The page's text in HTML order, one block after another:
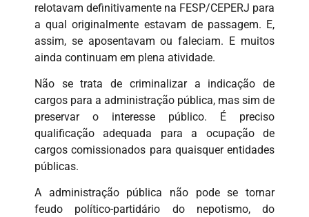
relotavam definitivamente na FESP/CEPERJ para
a qual originalmente estavam de passagem. E,
assim, se aposentavam ou faleciam. E muitos
ainda continuam em plena atividade.
Não se trata de criminalizar a indicação de
cargos para a administração pública, mas sim de
preservar o interesse público. É preciso
qualificação adequada para a ocupação de
cargos comissionados para quaisquer entidades
públicas.
A administração pública não pode se tornar
feudo político-partidário do nepotismo, do